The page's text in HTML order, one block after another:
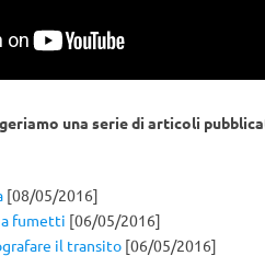
una serie di articoli
[08/05/2016]
fumetti [06/05/2016]
il transito[06/05/2016]